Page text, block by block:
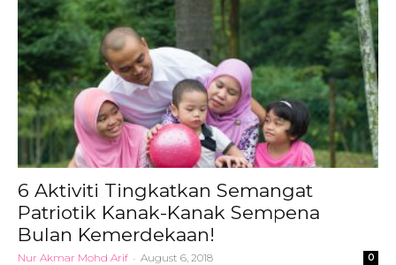
6 Aktiviti Tingkatkan Semangat
Patriotik Kanak-Kanak Sempena
Bulan Kemerdekaan!
Nur Akmar Mohd Arif - August 6, 2018 0